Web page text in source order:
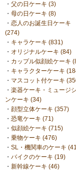
・ 父の日ケーキ (3)
・ 母の日ケーキ (8)
・ 恋人のお誕生日ケーキ
(274)
・ キャラケーキ (831)
・ オリジナルケーキ (84)
・ カップル似顔絵ケーキ
・ キャラクターケーキ
・ マスコット付ケーキ
・ 楽器ケーキ・ミュージ
ンケーキ (34)
・ 顔型立体ケーキ (357)
・ 恐竜ケーキ (71)
・ 似顔絵ケーキ (715)
・ 乗物ケーキ (476)
・ SL・機関車のケーキ
・ バイクのケーキ (19)
・ 新幹線ケーキ (46)